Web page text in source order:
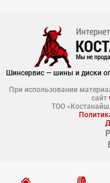
Шинсервис — шины и диски
При использовании
сайт
ТОО